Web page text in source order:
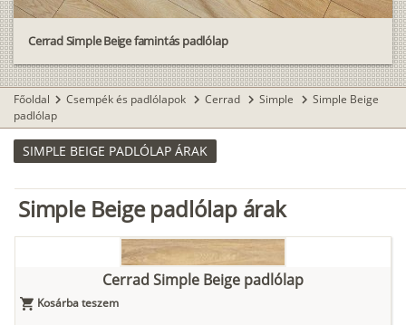
Cerrad Simple Beige famintás padlólap
Főoldal chevron_right Csempék és padlólapok chevron_right Cerrad chevron_right Simple chevron_right Simple Beige
padlólap
SIMPLE BEIGE PADLÓLAP ÁRAK
Simple Beige padlólap árak
Cerrad Simple Beige padlólap
Kosárba teszem